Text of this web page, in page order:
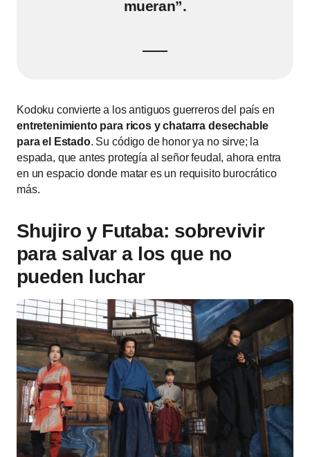
mueran”.
Kodoku convierte a los antiguos guerreros del país en
entretenimiento para ricos y chatarra desechable
para el Estado. Su código de honor ya no sirve; la
espada, que antes protegía al señor feudal, ahora entra
en un espacio donde matar es un requisito burocrático
más.
Shujiro y Futaba: sobrevivir
para salvar a los que no
pueden luchar